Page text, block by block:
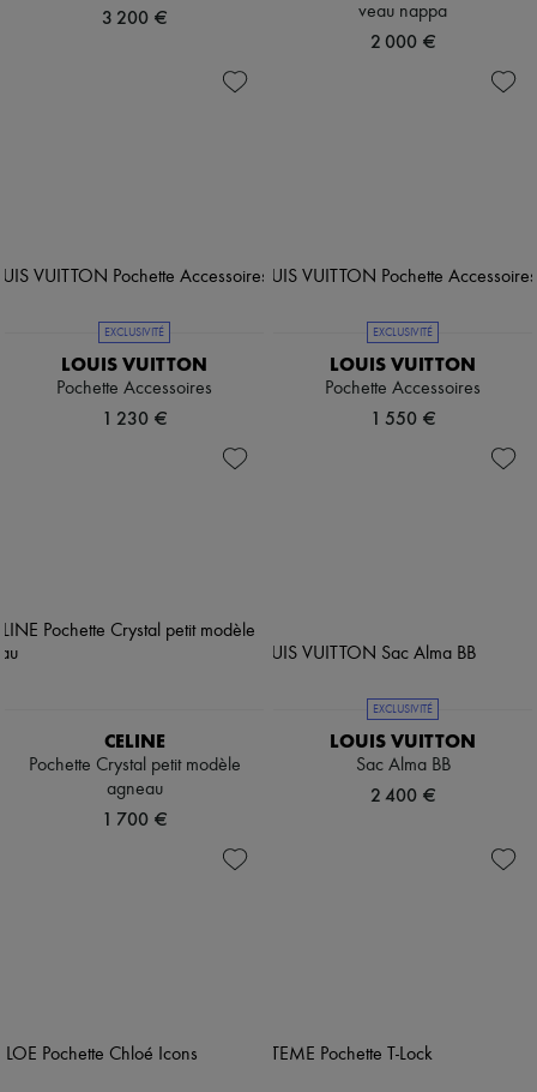
3 200 €
veau nappa
2 000 €
EXCLUSIVITÉ
LOUIS VUITTON
Pochette Accessoires
1 230 €
EXCLUSIVITÉ
LOUIS VUITTON
Pochette Accessoires
1 550 €
CELINE
Pochette Crystal petit modèle
agneau
1 700 €
EXCLUSIVITÉ
LOUIS VUITTON
Sac Alma BB
2 400 €